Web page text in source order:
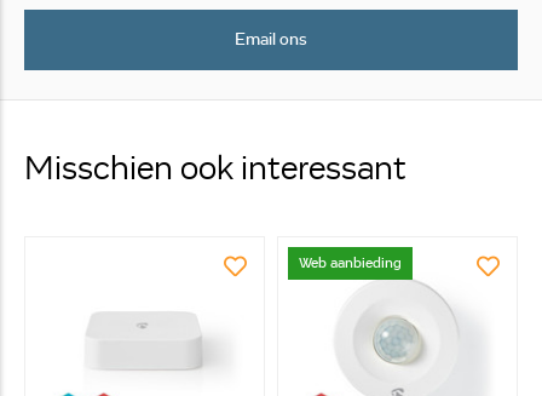
Email ons
Misschien ook interessant
Web aanbieding